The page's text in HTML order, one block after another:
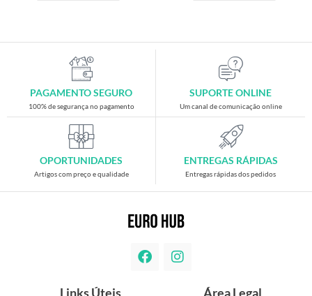
PAGAMENTO SEGURO
100% de segurança no pagamento
SUPORTE ONLINE
Um canal de comunicação online
OPORTUNIDADES
Artigos com preço e qualidade
ENTREGAS RÁPIDAS
Entregas rápidas dos pedidos
Links Úteis Área Legal